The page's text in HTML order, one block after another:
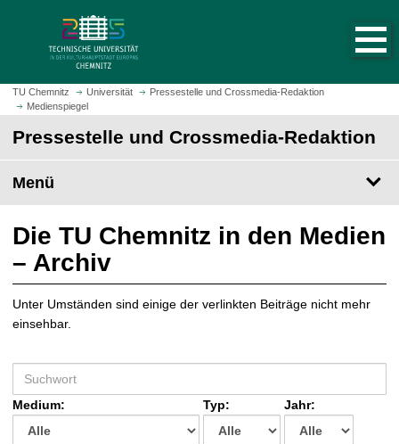
m
H
t
s
i
e
a
u
f
r
u
f
e
TU Chemnitz Universität
Pressestelle und Crossmedia-Redaktion
Medienspiegel
Pressestelle und Crossmedia-Redaktion
Menü
Die TU Chemnitz in den Medien
– Archiv
Unter Umständen sind einige der verlinkten Beiträge nicht mehr
einsehbar.
u
c
Medium: Typ: Jahr: